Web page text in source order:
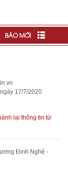
BÁO MỚI
17/7/2020
lại thông tin từ
Đình Nghệ -